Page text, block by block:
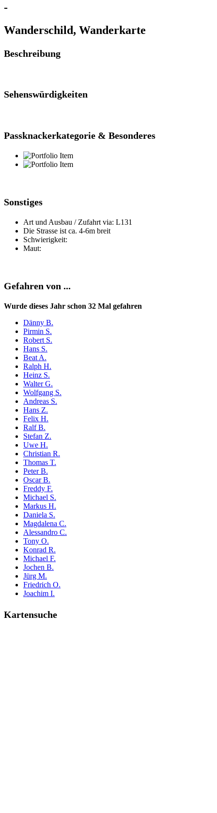
-
Wanderschild, Wanderkarte
Beschreibung
Sehenswürdigkeiten
Passknackerkategorie & Besonderes
Sonstiges
Art und Ausbau / Zufahrt via: L131
Die Strasse ist ca. 4-6m breit
Schwierigkeit:
Maut:
Gefahren von ...
Wurde dieses Jahr schon 32 Mal gefahren
Dänny B.
Pirmin S.
Robert S.
Hans S.
Beat A.
Ralph H.
Heinz S.
Walter G.
Wolfgang S.
Andreas S.
Hans Z.
Felix H.
Ralf B.
Stefan Z.
Uwe H.
Christian R.
Thomas T.
Peter B.
Oscar B.
Freddy F.
Michael S.
Markus H.
Daniela S.
Magdalena C.
Alessandro C.
Tony O.
Konrad R.
Michael F.
Jochen B.
Jürg M.
Friedrich O.
Joachim I.
Kartensuche